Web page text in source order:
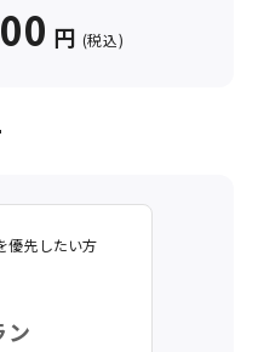
円 (税込)
優先したい方
ン